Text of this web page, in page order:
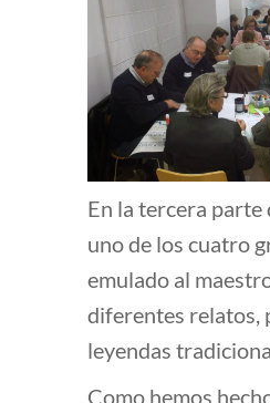
En la tercera parte
uno de los cuatro
emulado al
diferentes relatos,
leyendas
Como hemos